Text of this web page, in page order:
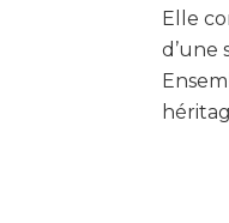
Elle
d’une